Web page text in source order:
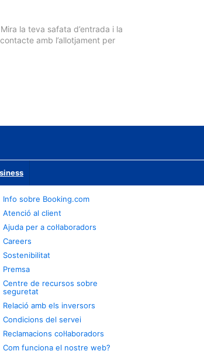
la teva safata d’entrada i la
amb l’allotjament per
Info sobre Booking.com
Atenció al client
Ajuda per a col·laboradors
Careers
Sostenibilitat
Premsa
Centre de recursos sobre
seguretat
Relació amb els inversors
Condicions del servei
Reclamacions col·laboradors
Com funciona el nostre web?